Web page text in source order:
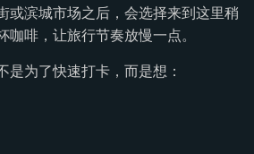
或滨城市场之后，会选择来到这里稍
啡，让旅行节奏放慢一点。
是为了快速打卡，而是想：